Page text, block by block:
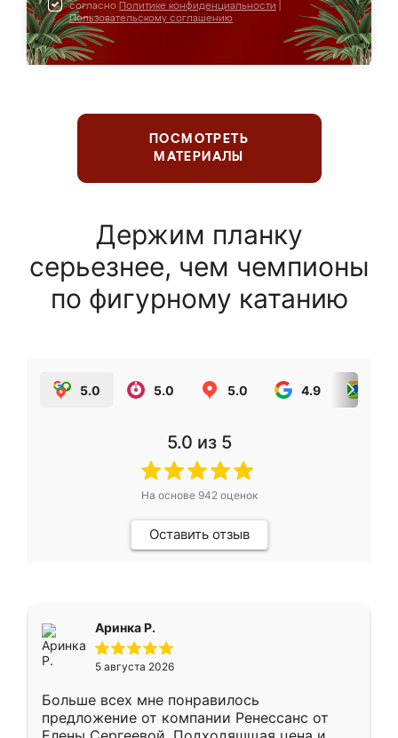
согласно Политике конфиденциальности
Пользовательскому соглашению
ПОСМОТРЕТЬ
МАТЕРИАЛЫ
Держим планку
серьезнее, чем чемпионы
по фигурному катанию
5.0 5.0 5.0 4.9
5.0 из 5
На основе 942оценок
Оставить отзыв
Аринка Р.
5 августа 2026
Больше всех мне понравилось
предложение от компании Ренессанс от